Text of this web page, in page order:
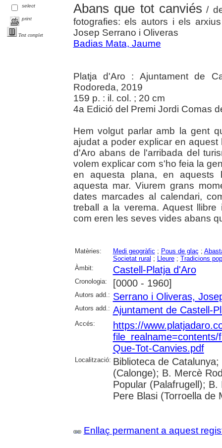
select
print
Text complet
Abans que tot canviés /
fotografies: els autors i els
Josep Serrano i Oliveras
Badias Mata, Jaume
Platja d'Aro : Ajuntament de
Rodoreda, 2019
159 p. : il. col. ; 20 cm
4a Edició del Premi Jordi Comas
Hem volgut parlar amb la gent
ajudat a poder explicar en
d'Aro abans de l'arribada del
volem explicar com s'ho feia la
en aquesta plana, en aquests
aquesta mar. Viurem grans
dates marcades al calendari,
treball a la verema. Aquest
com eren les seves vides abans
Matèries: Medi geogràfic ; Pous de glaç ;
Societat rural ; Lleure; Tradicions
Àmbit:
Castell-Platja d'Aro
Cronologia: [0000 - 1960]
Autors add.: Serrano i Oliveras,
Autors add.: Ajuntament de Castell-
Accés:
https://
Que-Tot-Canvies.pdf
Localització: Biblioteca de
(Calonge); B. Mercè
Popular (Palafrugell);
Pere Blasi (Torroella de
Enllaç permanent a aquest